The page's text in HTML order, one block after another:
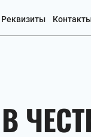
Реквизиты